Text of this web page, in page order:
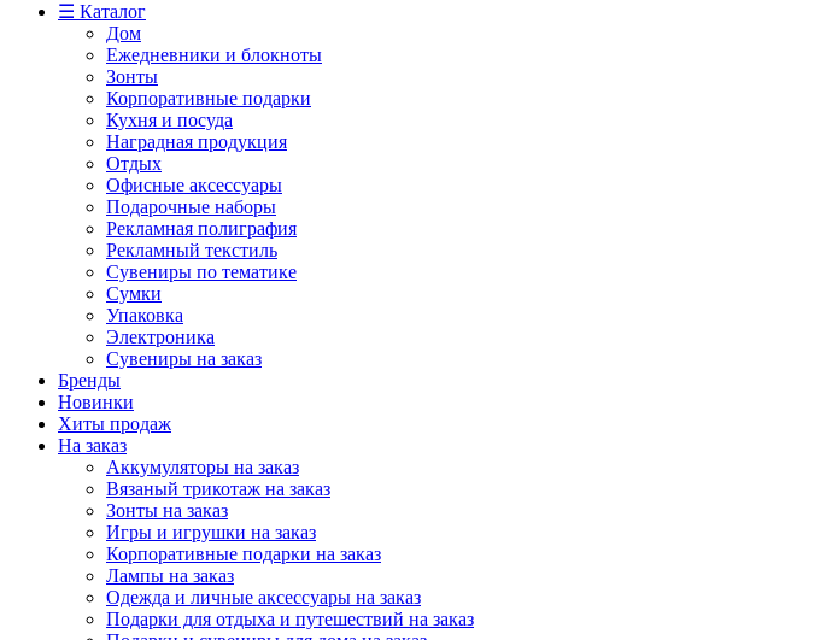
☰ Каталог
Дом
Ежедневники и блокноты
Зонты
Корпоративные подарки
Кухня и посуда
Наградная продукция
Отдых
Офисные аксессуары
Подарочные наборы
Рекламная полиграфия
Рекламный текстиль
Сувениры по тематике
Сумки
Упаковка
Электроника
Сувениры на заказ
Бренды
Новинки
Хиты продаж
На заказ
Аккумуляторы на заказ
Вязаный трикотаж на заказ
Зонты на заказ
Игры и игрушки на заказ
Корпоративные подарки на заказ
Лампы на заказ
Одежда и личные аксессуары на заказ
Подарки для отдыха и путешествий на заказ